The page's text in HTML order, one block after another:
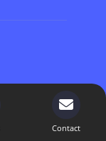
Contact